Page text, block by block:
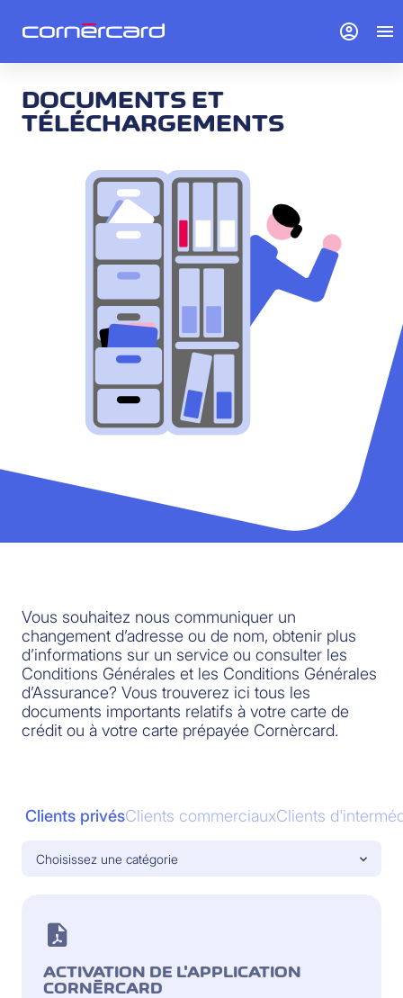
DOCUMENTS ET
TÉLÉCHARGEMENTS
Vous souhaitez nous communiquer un
changement d’adresse ou de nom, obtenir plus
d’informations sur un service ou consulter les
Conditions Générales et les Conditions Générales
d’Assurance? Vous trouverez ici tous les
documents importants relatifs à votre carte de
crédit ou à votre carte prépayée Cornèrcard.
Clients privésClients commerciauxClients
Choisissez une catégorie
ACTIVATION DE L'APPLICATION
CORNÈRCARD
account_circle menu